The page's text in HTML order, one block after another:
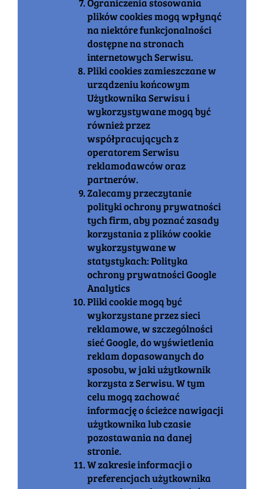
plików cookies mogą wpłynąć
na niektóre funkcjonalności
dostępne na stronach
internetowych Serwisu.
Pliki cookies zamieszczane w
urządzeniu końcowym
Użytkownika Serwisu i
wykorzystywane mogą być
również przez
współpracujących z
operatorem Serwisu
reklamodawców oraz
partnerów.
Zalecamy przeczytanie
polityki ochrony prywatności
tych firm, aby poznać zasady
korzystania z plików cookie
wykorzystywane w
statystykach: Polityka
ochrony prywatności Google
Analytics
Pliki cookie mogą być
wykorzystane przez sieci
reklamowe, w szczególności
sieć Google, do wyświetlenia
reklam dopasowanych do
sposobu, w jaki użytkownik
korzysta z Serwisu. W tym
celu mogą zachować
informację o ścieżce nawigacji
użytkownika lub czasie
pozostawania na danej
stronie.
W zakresie informacji o
preferencjach użytkownika